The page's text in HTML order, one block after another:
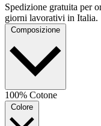
Spedizione gratuita per
giorni lavorativi in Italia.
Composizione
100% Cotone
Colore